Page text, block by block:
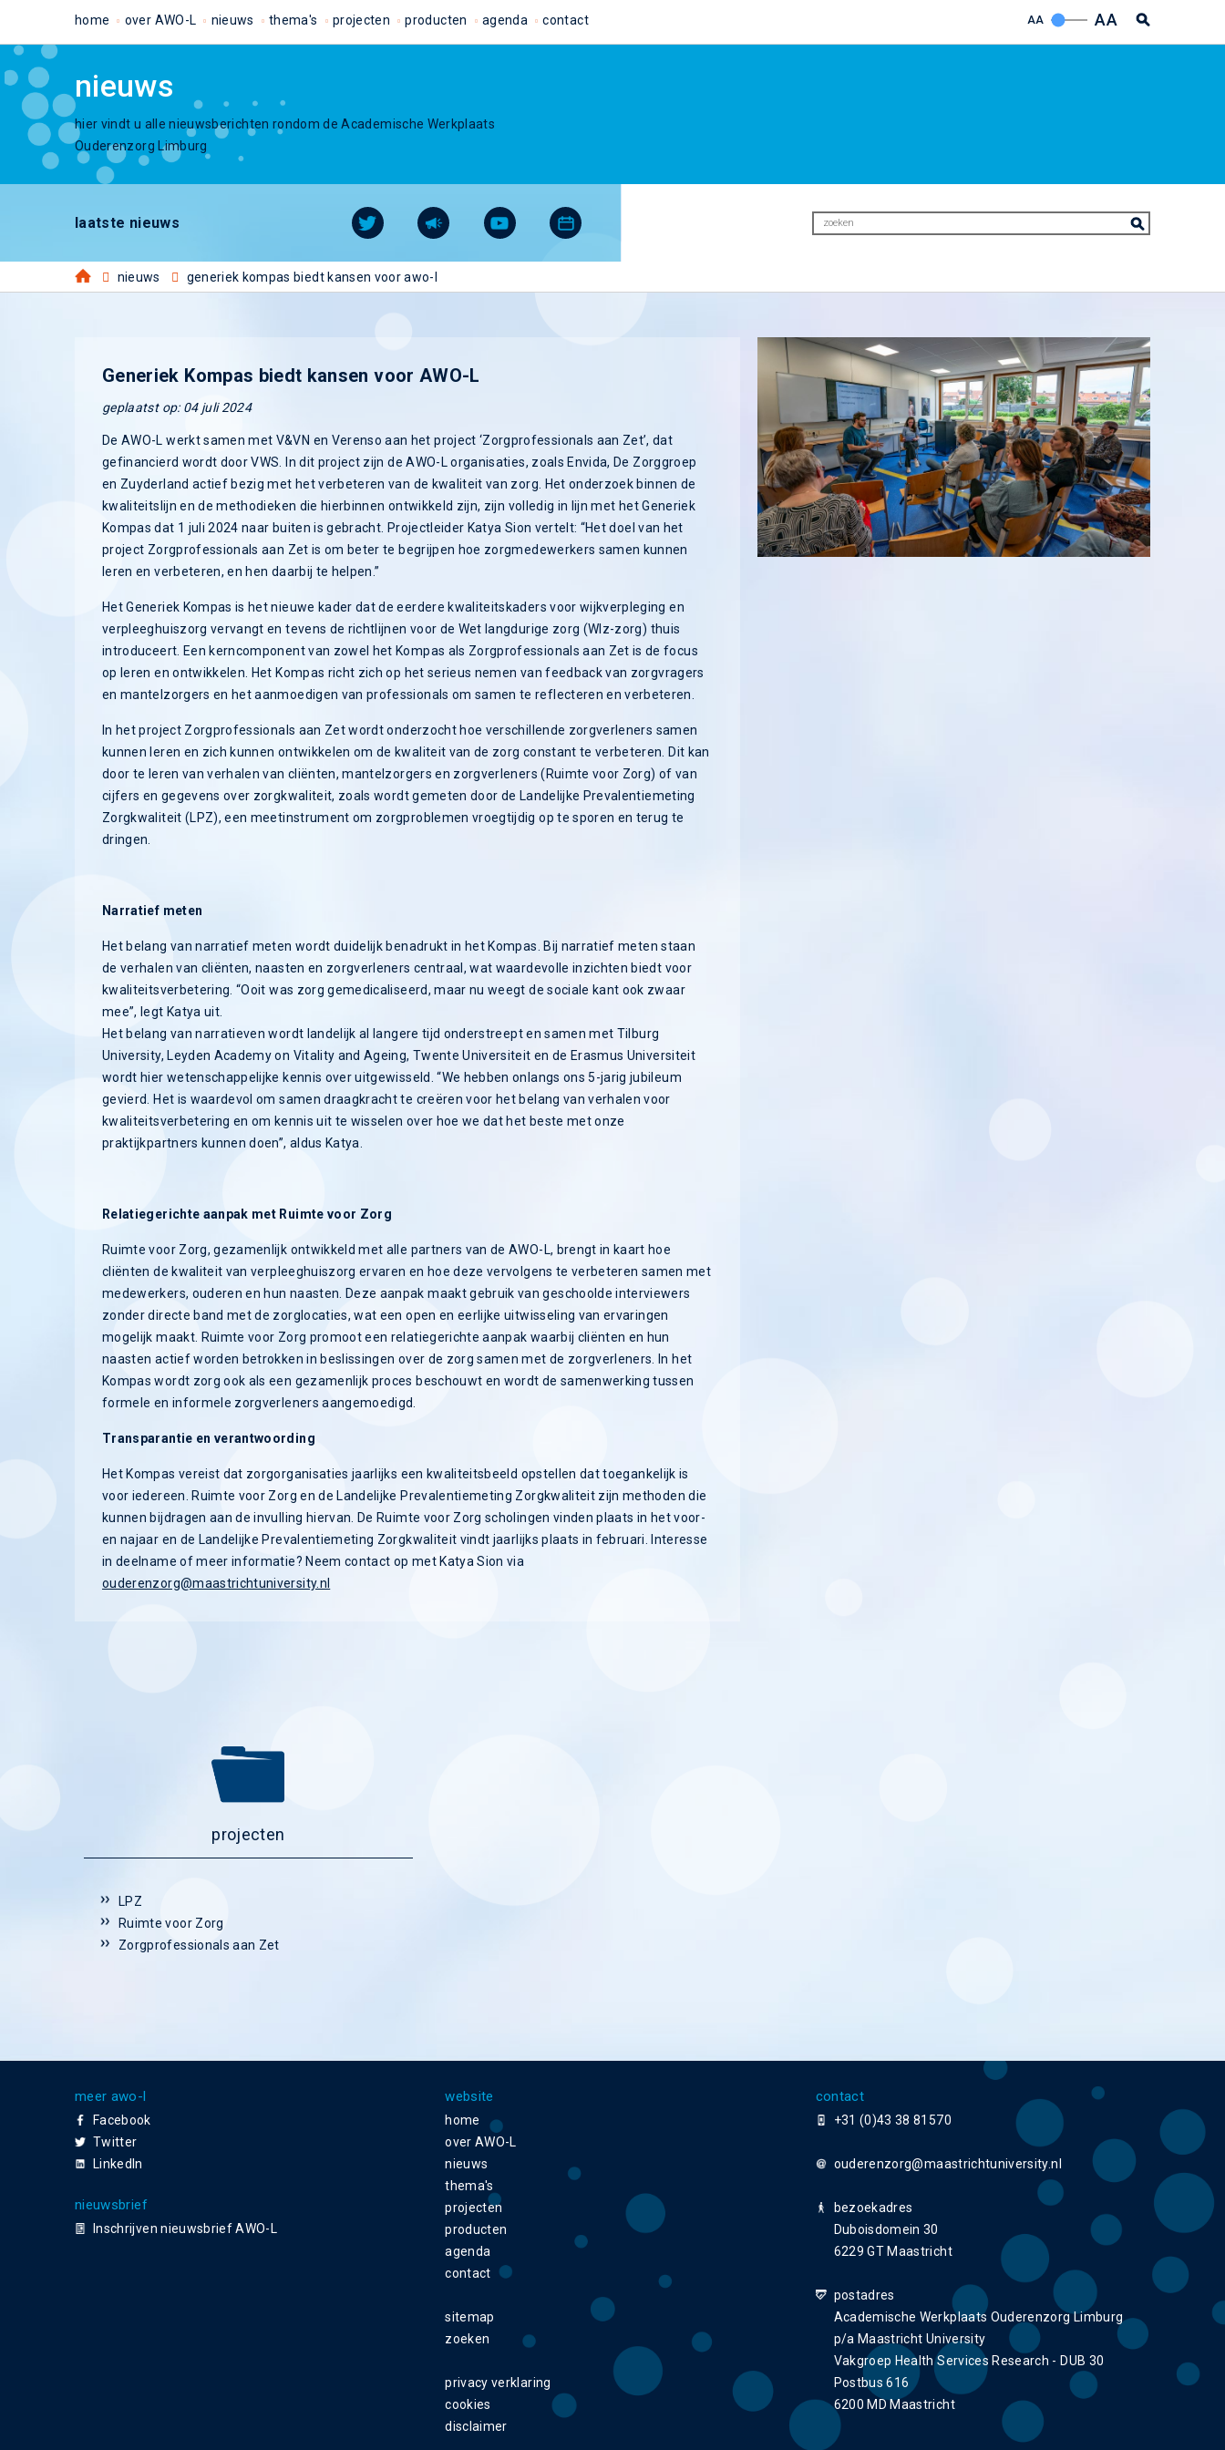
home over AWO-L nieuws thema's projecten producten agenda contact AA AA
nieuws
hier vindt u alle nieuwsberichten rondom de Academische Werkplaats
Ouderenzorg Limburg
laatste nieuws
nieuws generiek kompas biedt kansen voor awo-l
Generiek Kompas biedt kansen voor AWO-L
geplaatst op: 04 juli 2024
De AWO-L werkt samen met V&VN en Verenso aan het project ‘Zorgprofessionals aan Zet’, dat
gefinancierd wordt door VWS. In dit project zijn de AWO-L organisaties, zoals Envida, De Zorggroep
en Zuyderland actief bezig met het verbeteren van de kwaliteit van zorg. Het onderzoek binnen de
kwaliteitslijn en de methodieken die hierbinnen ontwikkeld zijn, zijn volledig in lijn met het Generiek
Kompas dat 1 juli 2024 naar buiten is gebracht. Projectleider Katya Sion vertelt: “Het doel van het
project Zorgprofessionals aan Zet is om beter te begrijpen hoe zorgmedewerkers samen kunnen
leren en verbeteren, en hen daarbij te helpen.”
Het Generiek Kompas is het nieuwe kader dat de eerdere kwaliteitskaders voor wijkverpleging en
verpleeghuiszorg vervangt en tevens de richtlijnen voor de Wet langdurige zorg (Wlz-zorg) thuis
introduceert. Een kerncomponent van zowel het Kompas als Zorgprofessionals aan Zet is de focus
op leren en ontwikkelen. Het Kompas richt zich op het serieus nemen van feedback van zorgvragers
en mantelzorgers en het aanmoedigen van professionals om samen te reflecteren en verbeteren.
In het project Zorgprofessionals aan Zet wordt onderzocht hoe verschillende zorgverleners samen
kunnen leren en zich kunnen ontwikkelen om de kwaliteit van de zorg constant te verbeteren. Dit kan
door te leren van verhalen van cliënten, mantelzorgers en zorgverleners (Ruimte voor Zorg) of van
cijfers en gegevens over zorgkwaliteit, zoals wordt gemeten door de Landelijke Prevalentiemeting
Zorgkwaliteit (LPZ), een meetinstrument om zorgproblemen vroegtijdig op te sporen en terug te
dringen.
Narratief meten
Het belang van narratief meten wordt duidelijk benadrukt in het Kompas. Bij narratief meten staan
de verhalen van cliënten, naasten en zorgverleners centraal, wat waardevolle inzichten biedt voor
kwaliteitsverbetering. “Ooit was zorg gemedicaliseerd, maar nu weegt de sociale kant ook zwaar
mee”, legt Katya uit.
Het belang van narratieven wordt landelijk al langere tijd onderstreept en samen met Tilburg
University, Leyden Academy on Vitality and Ageing, Twente Universiteit en de Erasmus Universiteit
wordt hier wetenschappelijke kennis over uitgewisseld. “We hebben onlangs ons 5-jarig jubileum
gevierd. Het is waardevol om samen draagkracht te creëren voor het belang van verhalen voor
kwaliteitsverbetering en om kennis uit te wisselen over hoe we dat het beste met onze
praktijkpartners kunnen doen”, aldus Katya.
Relatiegerichte aanpak met Ruimte voor Zorg
Ruimte voor Zorg, gezamenlijk ontwikkeld met alle partners van de AWO-L, brengt in kaart hoe
cliënten de kwaliteit van verpleeghuiszorg ervaren en hoe deze vervolgens te verbeteren samen met
medewerkers, ouderen en hun naasten. Deze aanpak maakt gebruik van geschoolde interviewers
zonder directe band met de zorglocaties, wat een open en eerlijke uitwisseling van ervaringen
mogelijk maakt. Ruimte voor Zorg promoot een relatiegerichte aanpak waarbij cliënten en hun
naasten actief worden betrokken in beslissingen over de zorg samen met de zorgverleners. In het
Kompas wordt zorg ook als een gezamenlijk proces beschouwt en wordt de samenwerking tussen
formele en informele zorgverleners aangemoedigd.
Transparantie en verantwoording
Het Kompas vereist dat zorgorganisaties jaarlijks een kwaliteitsbeeld opstellen dat toegankelijk is
voor iedereen. Ruimte voor Zorg en de Landelijke Prevalentiemeting Zorgkwaliteit zijn methoden die
kunnen bijdragen aan de invulling hiervan. De Ruimte voor Zorg scholingen vinden plaats in het voor-
en najaar en de Landelijke Prevalentiemeting Zorgkwaliteit vindt jaarlijks plaats in februari. Interesse
in deelname of meer informatie? Neem contact op met Katya Sion via
ouderenzorg@maastrichtuniversity.nl
projecten
LPZ
Ruimte voor Zorg
Zorgprofessionals aan Zet
meer awo-l
Facebook
Twitter
LinkedIn
nieuwsbrief
Inschrijven nieuwsbrief AWO-L
website
home
over AWO-L
nieuws
thema's
projecten
producten
agenda
contact
sitemap
zoeken
privacy verklaring
cookies
disclaimer
contact
+31 (0)43 38 81570
ouderenzorg
bezoekadres
Duboisdomein 30
6229 GT Maastricht
postadres
Academische Werkplaats Ouderenzorg Limburg
p/a Maastricht University
Vakgroep Health Services Research - DUB 30
Postbus 616
6200 MD Maastricht